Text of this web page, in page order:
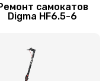
самокатов
Digma HF6.5-6